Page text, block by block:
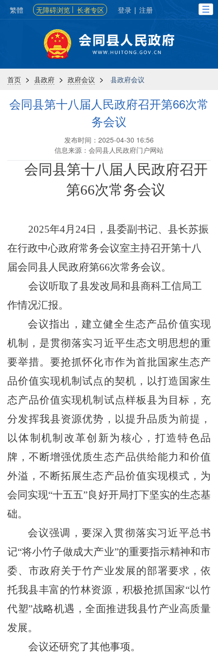
繁體 无障碍浏览 长者专区 登录 | 注册
首页 > 县政府 > 政府会议 > 县政府会议
会同县第十八届人民政府召开第66次常
务会议
发布时间：2025-04-30 16:56
信息来源：会同县人民政府门户网站
会同县第十八届人民政府召开
第66次常务会议
2025年4月24日，县委副书记、县长苏振
在行政中心政府常务会议室主持召开第十八
届会同县人民政府第66次常务会议。
会议听取了县发改局和县商科工信局工
作情况汇报。
会议指出，建立健全生态产品价值实现
机制，是贯彻落实习近平生态文明思想的重
要举措。要抢抓怀化市作为首批国家生态产
品价值实现机制试点的契机，以打造国家生
态产品价值实现机制试点样板县为目标，充
分发挥我县资源优势，以提升品质为前提，
以体制机制改革创新为核心，打造特色品
牌，不断增强优质生态产品供给能力和价值
外溢，不断拓展生态产品价值实现模式，为
会同实现“十五五”良好开局打下坚实的生态基
础。
会议强调，要深入贯彻落实习近平总书
记“将小竹子做成大产业”的重要指示精神和市
委、市政府关于竹产业发展的部署要求，依
托我县丰富的竹林资源，积极抢抓国家“以竹
代塑”战略机遇，全面推进我县竹产业高质量
发展。
会议还研究了其他事项。